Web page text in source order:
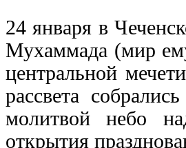
24 января в
Мухаммада (мир
центральной
рассвета
молитвой небо
открытия